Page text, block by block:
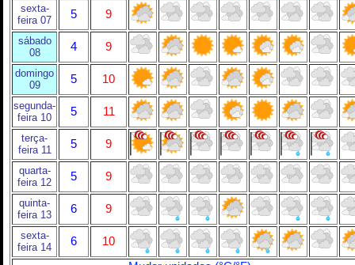
sexta-
feira 07
5 9
sábado
08
4 9
domingo
09
5 10
segunda-
feira 10
5 11
terça-
feira 11
5 9
quarta-
feira 12
5 9
quinta-
feira 13
6 9
sexta-
feira 14
6
10